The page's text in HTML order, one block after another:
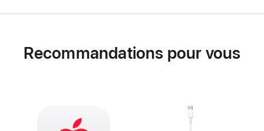
Recommandations pour vous